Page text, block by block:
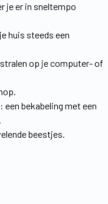
je er in sneltempo
huis steeds een
op je computer- of
bekabeling met een
beestjes.